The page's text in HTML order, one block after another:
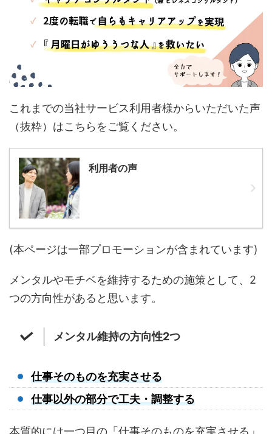
これまでの当社サービス利用者様からいただいた声
（抜粋）はこちらをご覧ください。
利用者の声
(本ページは一部プロモーションが含まれています)
メンタルやモチベを維持するための施策として、2
つの方向性があると思います。
メンタル維持の方向性2つ
仕事そのものを充実させる
仕事以外の部分で工夫・調整する
本質的には一つ目の「仕事そのものを充実させる」